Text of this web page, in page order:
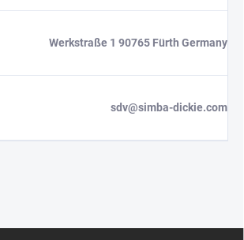
Werkstraße 1 90765 Fürth Germany
sdv@simba-dickie.com